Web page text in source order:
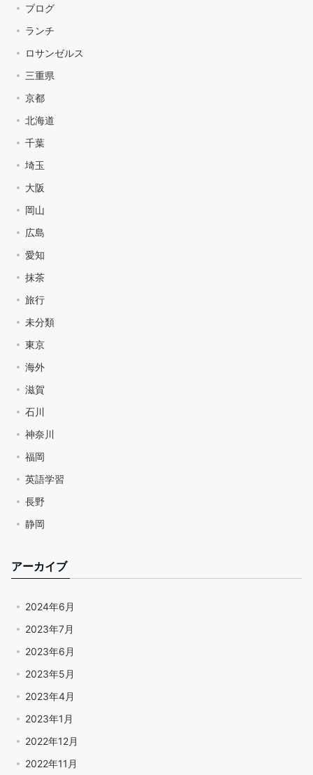
ブログ
ランチ
ロサンゼルス
三重県
京都
北海道
千葉
埼玉
大阪
岡山
広島
愛知
抹茶
旅行
未分類
東京
海外
滋賀
石川
神奈川
福岡
英語学習
長野
静岡
アーカイブ
2024年6月
2023年7月
2023年6月
2023年5月
2023年4月
2023年1月
2022年12月
2022年11月